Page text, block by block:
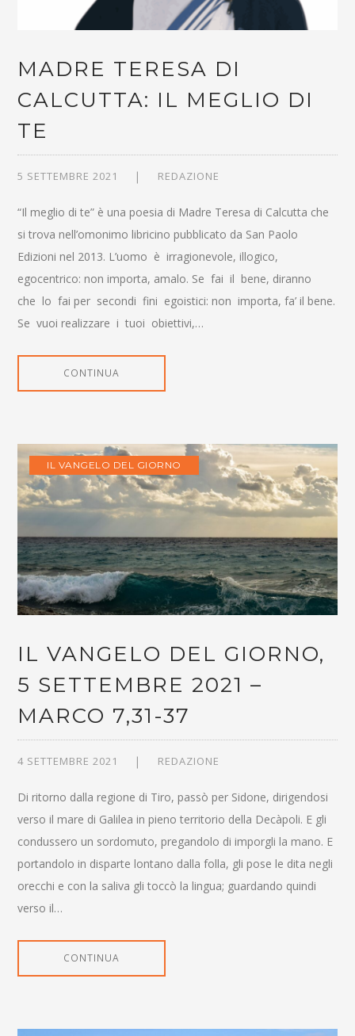
MADRE TERESA DI
CALCUTTA: IL MEGLIO DI
TE
5 SETTEMBRE 2021 REDAZIONE
“Il meglio di te” è una poesia di Madre Teresa di Calcutta che
si trova nell’omonimo libricino pubblicato da San Paolo
Edizioni nel 2013. L’uomo è irragionevole, illogico,
egocentrico: non importa, amalo. Se fai il bene, diranno
che lo fai per secondi fini egoistici: non importa, fa’ il bene.
Se vuoi realizzare i tuoi obiettivi,…
CONTINUA
IL VANGELO DEL GIORNO
IL VANGELO DEL GIORNO,
5 SETTEMBRE 2021 –
MARCO 7,31-37
4 SETTEMBRE 2021 REDAZIONE
Di ritorno dalla regione di Tiro, passò per Sidone, dirigendosi
verso il mare di Galilea in pieno territorio della Decàpoli. E gli
condussero un sordomuto, pregandolo di imporgli la mano. E
portandolo in disparte lontano dalla folla, gli pose le dita negli
orecchi e con la saliva gli toccò la lingua; guardando quindi
verso il…
CONTINUA